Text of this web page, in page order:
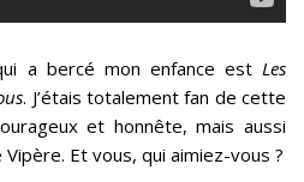
a bercé mon enfance estLes
. J’étais totalement fan de cette
et honnête, mais aussi
Et vous, qui aimiez-vous ?